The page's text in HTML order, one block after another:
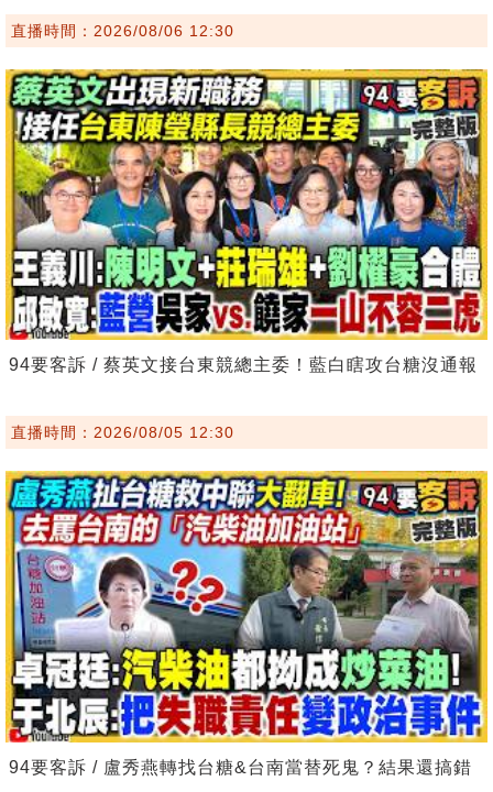
直播時間：2026/08/06 12:30
94要客訴 / 蔡英文接台東競總主委！藍白瞎攻台糖沒通報
直播時間：2026/08/05 12:30
94要客訴 / 盧秀燕轉找台糖&台南當替死鬼？結果還搞錯